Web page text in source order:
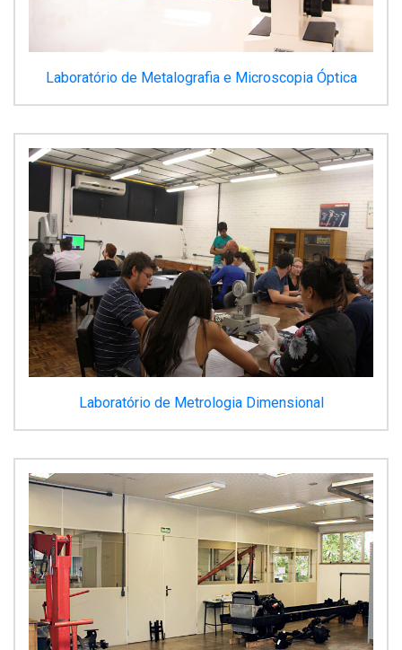
Laboratório de Metalografia e Microscopia Óptica
Laboratório de Metrologia Dimensional